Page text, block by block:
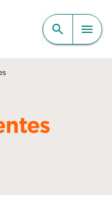
CONTENU
search menu